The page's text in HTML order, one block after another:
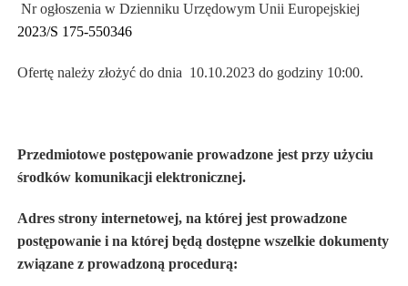
Nr ogłoszenia w Dzienniku Urzędowym Unii Europejskiej
2023/S 175-550346
Ofertę należy złożyć do dnia 10.10.2023 do godziny 10:00.
Przedmiotowe postępowanie prowadzone jest przy użyciu
środków komunikacji elektronicznej.
Adres strony internetowej, na której jest prowadzone
postępowanie i na której będą dostępne wszelkie dokumenty
związane z prowadzoną procedurą: